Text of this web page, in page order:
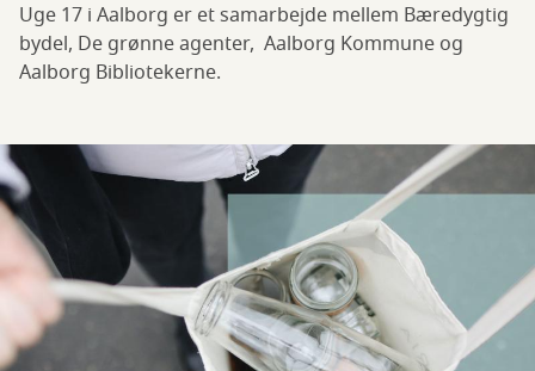
Uge 17 i Aalborg er et samarbejde mellem Bæredygtig
bydel, De grønne agenter, Aalborg Kommune og
Aalborg Bibliotekerne.